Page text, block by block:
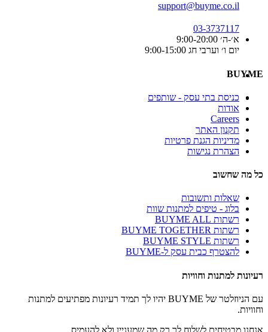
support@buyme.co.il
03-3737117
א׳-ה׳ 9:00-20:00
יום ו׳ וערבי חג 9:00-15:00
BUYME
כניסת בתי עסק - שותפים
אודות
Careers
תקנון האתר
מדיניות הגנת פרטיות
הצהרת נגישות
כל מה שחשוב
שאלות ותשובות
בלוג - טיפים למתנות שוות
רשתות BUYME ALL
רשתות BUYME TOGETHER
רשתות BUYME STYLE
להצטרף כבית עסק ל-BUYME
רעיונות למתנות וחוויות
עם הניוזלטר של BUYME יהיו לך תמיד רעיונות מפתיעים למתנות
וחוויות.
אנחנו מבטיחים לשלוח לך רק מה שמעניין ולא להעמיס.